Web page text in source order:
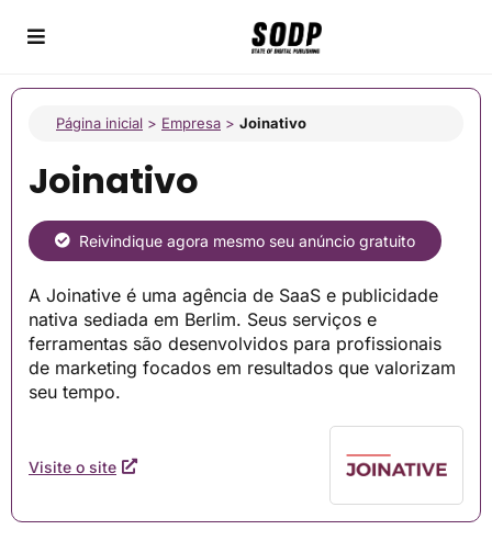
Página inicial > Empresa > Joinativo
Joinativo
Reivindique agora mesmo seu anúncio gratuito
A Joinative é uma agência de SaaS e publicidade
nativa sediada em Berlim. Seus serviços e
ferramentas são desenvolvidos para profissionais
de marketing focados em resultados que valorizam
seu tempo.
Visite o site